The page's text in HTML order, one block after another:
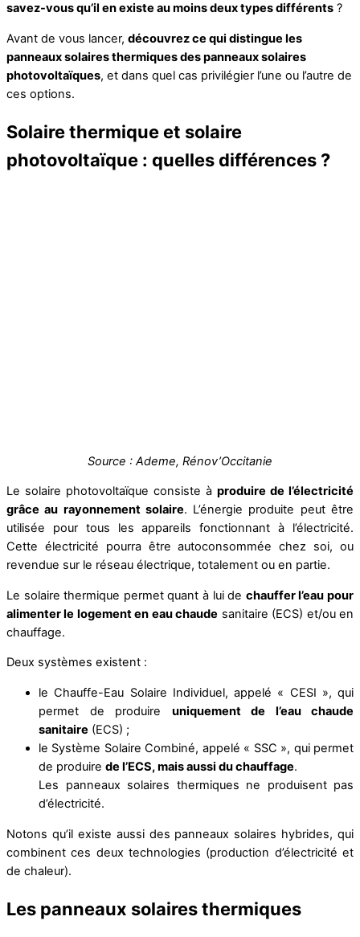
savez-vous qu’il en existe au moins deux types différents ?
Avant de vous lancer, découvrez ce qui distingue les
panneaux solaires thermiques des panneaux solaires
photovoltaïques, et dans quel cas privilégier l’une ou l’autre de
ces options.
Solaire thermique et solaire
photovoltaïque : quelles différences ?
Source : Ademe, Rénov’Occitanie
Le solaire photovoltaïque consiste à produire de l’électricité
grâce au rayonnement solaire. L’énergie produite peut être
utilisée pour tous les appareils fonctionnant à l’électricité.
Cette électricité pourra être autoconsommée chez soi, ou
revendue sur le réseau électrique, totalement ou en partie.
Le solaire thermique permet quant à lui de chauffer l’eau pour
alimenter le logement en eau chaude sanitaire (ECS) et/ou en
chauffage.
Deux systèmes existent :
le Chauffe-Eau Solaire Individuel, appelé « CESI », qui
permet de produire uniquement de l’eau chaude
sanitaire (ECS) ;
le Système Solaire Combiné, appelé « SSC », qui permet
de produire de l’ECS, mais aussi du chauffage.
Les panneaux solaires thermiques ne produisent pas
d’électricité.
Notons qu’il existe aussi des panneaux solaires hybrides, qui
combinent ces deux technologies (production d’électricité et
de chaleur).
Les panneaux solaires thermiques